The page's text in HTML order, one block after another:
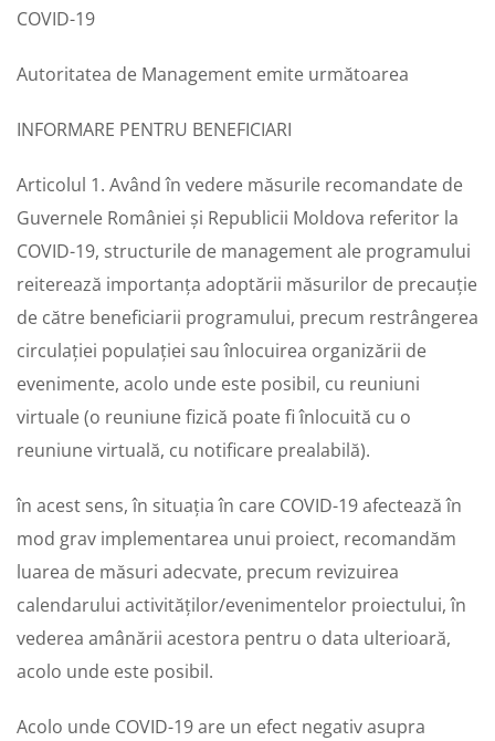
COVID-19
Autoritatea de Management emite următoarea
INFORMARE PENTRU BENEFICIARI
Articolul 1. Având în vedere măsurile recomandate de
Guvernele României și Republicii Moldova referitor la
COVID-19, structurile de management ale programului
reiterează importanța adoptării măsurilor de precauție
de către beneficiarii programului, precum restrângerea
circulației populației sau înlocuirea organizării de
evenimente, acolo unde este posibil, cu reuniuni
virtuale (o reuniune fizică poate fi înlocuită cu o
reuniune virtuală, cu notificare prealabilă).
în acest sens, în situația în care COVID-19 afectează în
mod grav implementarea unui proiect, recomandăm
luarea de măsuri adecvate, precum revizuirea
calendarului activităților/evenimentelor proiectului, în
vederea amânării acestora pentru o data ulterioară,
acolo unde este posibil.
Acolo unde COVID-19 are un efect negativ asupra